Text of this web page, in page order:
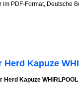
PDF-Format, Deutsche
Kapuze
Herd Kapuze